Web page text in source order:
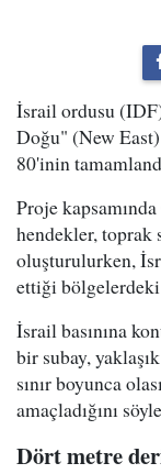
İsrail ordusu
Doğu" (New
80'inin
Proje
hendekler, toprak
oluşturulurken,
ettiği bölgelerdeki
İsrail basınına
bir subay,
sınır boyunca
amaçladığını
Dört metre